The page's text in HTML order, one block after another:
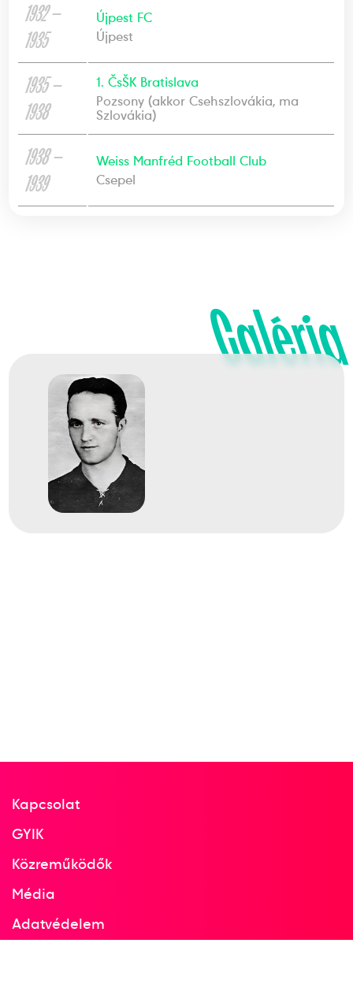
1932 —
1935
Újpest FC
Újpest
1935 —
1938
1. ČsŠK Bratislava
Pozsony (akkor Csehszlovákia, ma
Szlovákia)
1938 —
1939
Weiss Manfréd Football Club
Csepel
Galéria
Kapcsolat
GYIK
Közreműködők
Média
Adatvédelem